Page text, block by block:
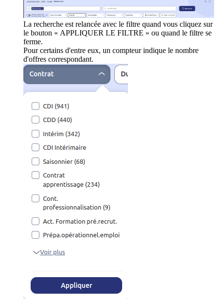
La recherche est relancée avec le filtre quand vous cliquez sur
le bouton « APPLIQUER LE FILTRE » ou quand le filtre se
ferme.
Pour certains d'entre eux, un compteur indique le nombre
d'offres correspondant.